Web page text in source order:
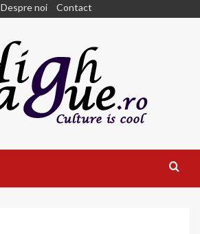
Despre noi Contact